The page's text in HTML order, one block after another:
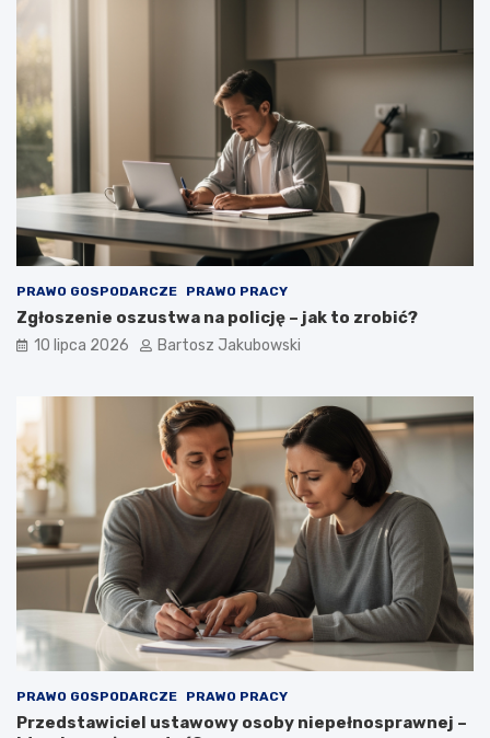
PRAWO GOSPODARCZE PRAWO PRACY
Zgłoszenie oszustwa na policję – jak to zrobić?
10 lipca 2026 Bartosz Jakubowski
PRAWO GOSPODARCZE PRAWO PRACY
Przedstawiciel ustawowy osoby niepełnosprawnej –